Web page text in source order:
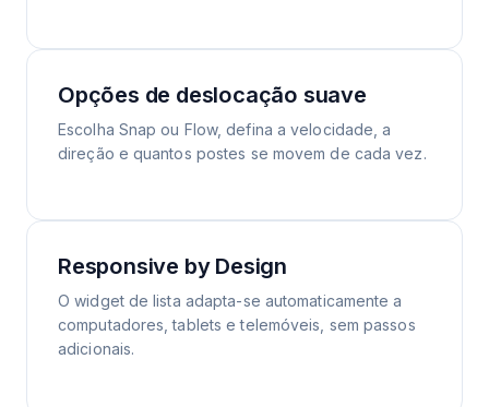
Opções de deslocação suave
Escolha Snap ou Flow, defina a velocidade, a
direção e quantos postes se movem de cada vez.
Responsive by Design
O widget de lista adapta-se automaticamente a
computadores, tablets e telemóveis, sem passos
adicionais.